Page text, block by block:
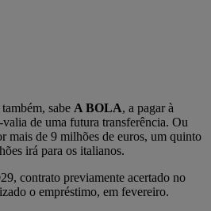
sabe A BOLA, a pagar à
de uma futura transferência. Ou
mais de 9 milhões de euros, um quinto
irá para os italianos.
contrato previamente acertado no
o empréstimo, em fevereiro.